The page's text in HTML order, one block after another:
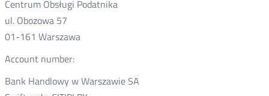
Centrum Obsługi Podatnika
ul. Obozowa 57
01-161 Warszawa
Account number:
Bank Handlowy w Warszawie SA